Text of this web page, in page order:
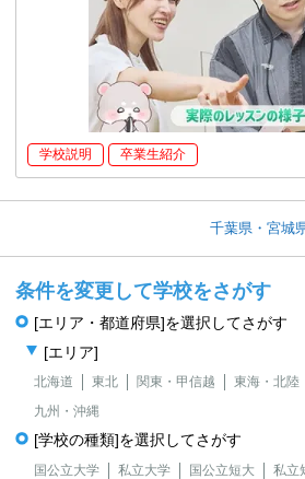
学校説明 卒業生紹介
千葉県・宮城
条件を変更して学校をさがす
[エリア・都道府県]を選択してさがす
[エリア]
北海道 東北 関東・甲信越 東海・北陸
九州・沖縄
[学校の種類]を選択してさがす
国公立大学 私立大学 国公立短大 私立